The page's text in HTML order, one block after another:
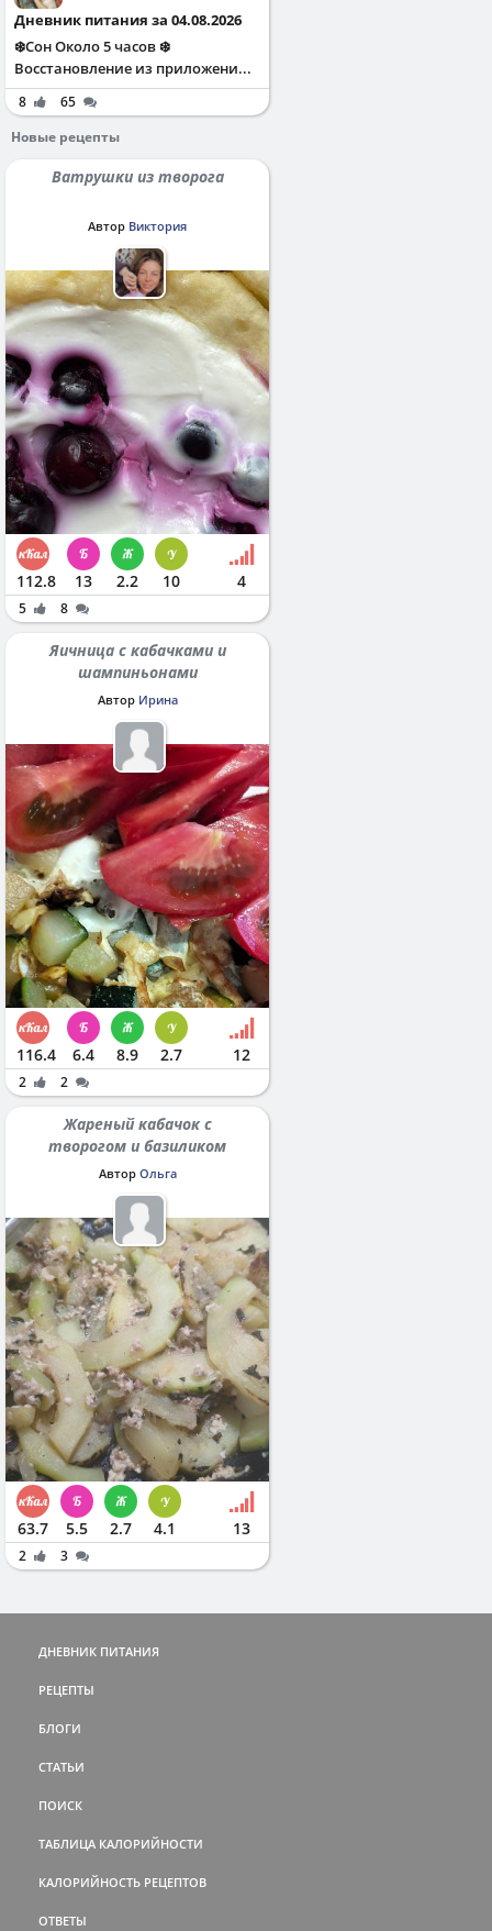
Дневник питания за 04.08.2026
❄️Сон Около 5 часов ❄️
Восстановление из приложени...
8
65
Новые рецепты
Ватрушки из творога
Автор Виктория
112.8 13 2.2 10 4
5 8
Яичница с кабачками и
шампиньонами
Автор Ирина
116.4 6.4 8.9 2.7 12
2 2
Жареный кабачок с
творогом и базиликом
Автор Ольга
63.7 5.5 2.7 4.1 13
2 3
ДНЕВНИК ПИТАНИЯ
РЕЦЕПТЫ
БЛОГИ
СТАТЬИ
ПОИСК
ТАБЛИЦА КАЛОРИЙНОСТИ
КАЛОРИЙНОСТЬ РЕЦЕПТОВ
ОТВЕТЫ